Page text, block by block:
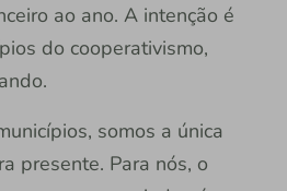
ao ano. A intenção é
do cooperativismo,
somos a única
presente. Para nós, o